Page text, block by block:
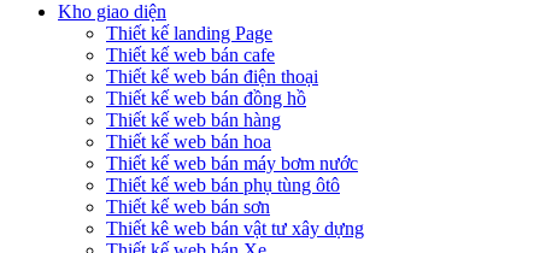
Kho giao diện
Thiết kế landing Page
Thiết kế web bán cafe
Thiết kế web bán điện thoại
Thiết kế web bán đồng hồ
Thiết kế web bán hàng
Thiết kế web bán hoa
Thiết kế web bán máy bơm nước
Thiết kế web bán phụ tùng ôtô
Thiết kế web bán sơn
Thiết kê web bán vật tư xây dựng